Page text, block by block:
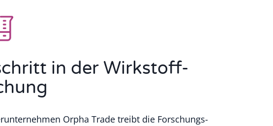
in der Wirkstoff-
Orpha Trade treibt die Forschungs-